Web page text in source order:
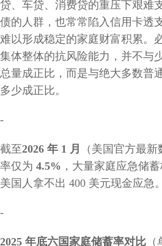
贷、车贷、消费贷的重压下艰难
债的人群，也常常陷入信用卡透
难以形成稳定的家庭财富积累。
集体整体的抗风险能力，并不与
总量成正比，而是与绝大多数普
多少成正比。
-
截至2026 年 1 月
（美国官方最
率仅为 4.5% ，大量家庭应急储
美国人拿不出 400 美元现金应急。
-
2025 年底六国家庭储蓄率对比